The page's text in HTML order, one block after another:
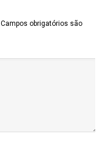
Campos obrigatórios são